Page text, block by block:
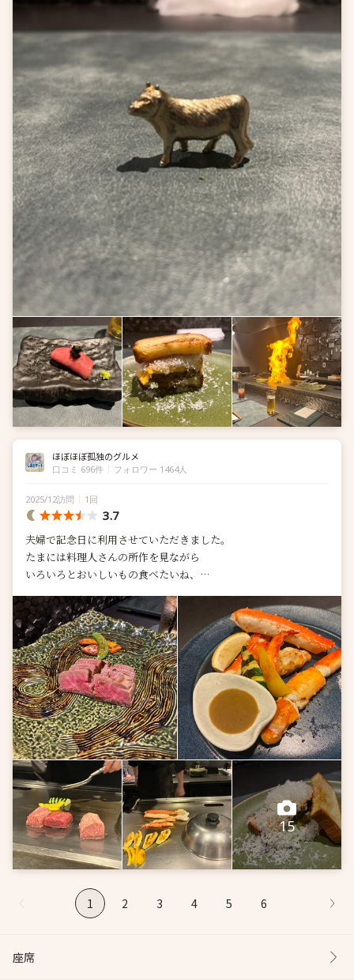
ほぼほぼ孤独のグルメ
口コミ 696件 フォロワー 1464人
2025/12訪問 1回
3.7
夫婦で記念日に利用させていただきました。
たまには料理人さんの所作を見ながら
いろいろとおいしいもの食べたいね、
こちらは初めての訪問となりましたが
最高に楽し...
15
1 2 3 4 5 6
座席